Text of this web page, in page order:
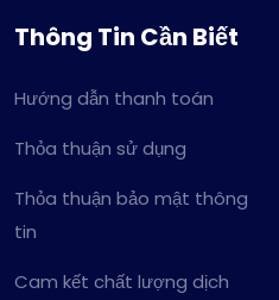
Thông Tin Cần Biết
Hướng dẫn thanh toán
Thỏa thuận sử dụng
Thỏa thuận bảo mật thông
tin
Cam kết chất lượng dịch